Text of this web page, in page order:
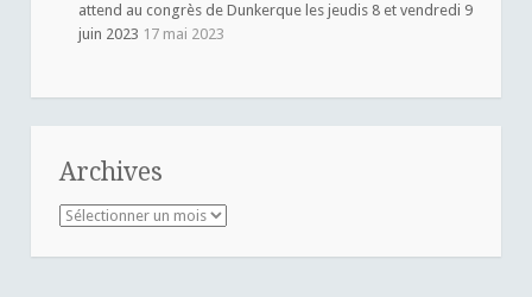
attend au congrès de Dunkerque les jeudis 8 et vendredi 9
juin 2023 17 mai 2023
Archives
Archives